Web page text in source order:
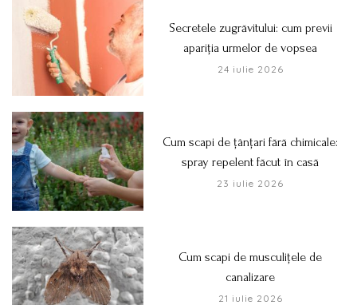
Secretele zugrăvitului: cum previi
apariția urmelor de vopsea
24 iulie 2026
Cum scapi de țânțari fără chimicale:
spray repelent făcut în casă
23 iulie 2026
Cum scapi de musculițele de
canalizare
21 iulie 2026